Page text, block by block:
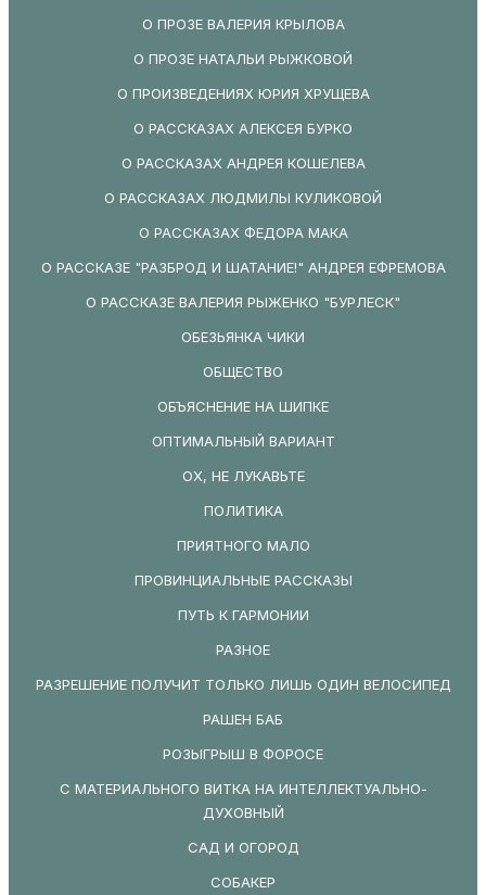
О ПРОЗЕ ВАЛЕРИЯ КРЫЛОВА
О ПРОЗЕ НАТАЛЬИ РЫЖКОВОЙ
О ПРОИЗВЕДЕНИЯХ ЮРИЯ ХРУЩЕВА
О РАССКАЗАХ АЛЕКСЕЯ БУРКО
О РАССКАЗАХ АНДРЕЯ КОШЕЛЕВА
О РАССКАЗАХ ЛЮДМИЛЫ КУЛИКОВОЙ
О РАССКАЗАХ ФЕДОРА МАКА
О РАССКАЗЕ "РАЗБРОД И ШАТАНИЕ!" АНДРЕЯ ЕФРЕМОВА
О РАССКАЗЕ ВАЛЕРИЯ РЫЖЕНКО "БУРЛЕСК"
ОБЕЗЬЯНКА ЧИКИ
ОБЩЕСТВО
ОБЪЯСНЕНИЕ НА ШИПКЕ
ОПТИМАЛЬНЫЙ ВАРИАНТ
ОХ, НЕ ЛУКАВЬТЕ
ПОЛИТИКА
ПРИЯТНОГО МАЛО
ПРОВИНЦИАЛЬНЫЕ РАССКАЗЫ
ПУТЬ К ГАРМОНИИ
РАЗНОЕ
РАЗРЕШЕНИЕ ПОЛУЧИТ ТОЛЬКО ЛИШЬ ОДИН ВЕЛОСИПЕД
РАШЕН БАБ
РОЗЫГРЫШ В ФОРОСЕ
С МАТЕРИАЛЬНОГО ВИТКА НА ИНТЕЛЛЕКТУАЛЬНО-
ДУХОВНЫЙ
САД И ОГОРОД
СОБАКЕР